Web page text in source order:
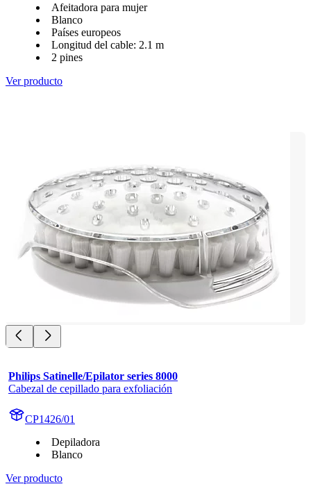
Afeitadora para mujer
Blanco
Países europeos
Longitud del cable: 2.1 m
2 pines
Ver producto
Philips Satinelle/Epilator series 8000
Cabezal de cepillado para exfoliación
CP1426/01
Depiladora
Blanco
Ver producto